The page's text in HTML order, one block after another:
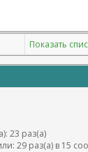
Показать
23 раз(а)
29 раз(а) в 15